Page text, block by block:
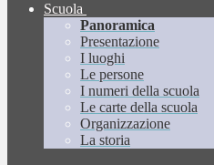
Scuola
Panoramica
Presentazione
I luoghi
Le persone
I numeri della scuola
Le carte della scuola
Organizzazione
La storia